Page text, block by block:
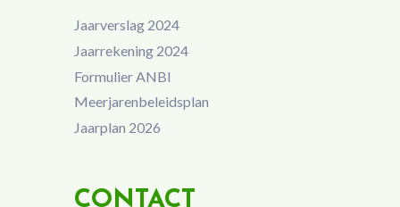
Jaarverslag 2024
Jaarrekening 2024
Formulier ANBI
Meerjarenbeleidsplan
Jaarplan 2026
CONTACT